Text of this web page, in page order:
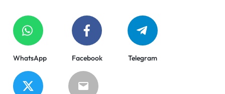
WhatsApp Facebook Telegram